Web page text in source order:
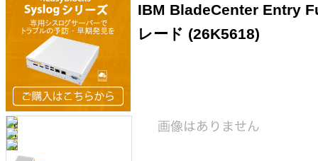
IBM BladeCenter Entry
レード (26K5618)